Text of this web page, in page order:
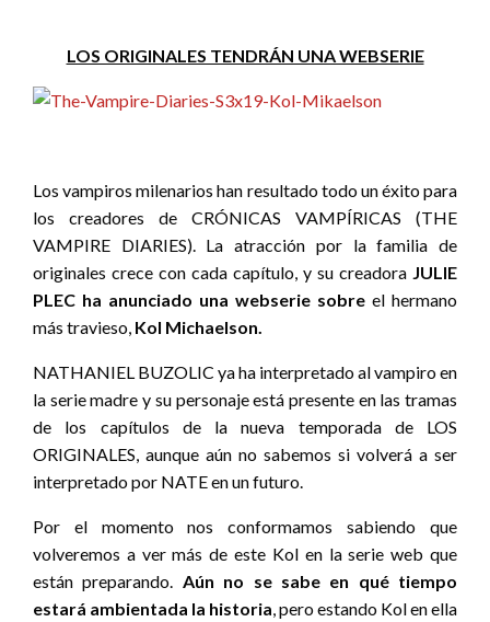
LOS ORIGINALES TENDRÁN UNA WEBSERIE
Los vampiros milenarios han resultado todo un éxito para
los creadores de CRÓNICAS VAMPÍRICAS (THE
VAMPIRE DIARIES). La atracción por la familia de
originales crece con cada capítulo, y su creadora JULIE
PLEC ha anunciado una webserie sobre el hermano
más travieso, Kol Michaelson.
NATHANIEL BUZOLIC ya ha interpretado al vampiro en
la serie madre y su personaje está presente en las tramas
de los capítulos de la nueva temporada de LOS
ORIGINALES, aunque aún no sabemos si volverá a ser
interpretado por NATE en un futuro.
Por el momento nos conformamos sabiendo que
volveremos a ver más de este Kol en la serie web que
están preparando. Aún no se sabe en qué tiempo
estará ambientada la historia, pero estando Kol en ella